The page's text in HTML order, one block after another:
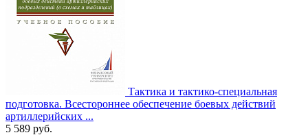
Тактика и тактико-специальная
подготовка. Всестороннее обеспечение боевых действий
артиллерийских ...
5 589 руб.